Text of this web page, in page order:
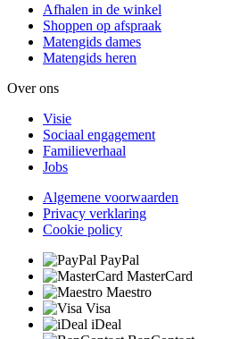
Afhalen in de winkel
Shoppen op afspraak
Matengids dames
Matengids heren
Over ons
Visie
Sociaal engagement
Familieverhaal
Jobs
Algemene voorwaarden
Privacy verklaring
Cookie policy
PayPal
MasterCard
Maestro
Visa
iDeal